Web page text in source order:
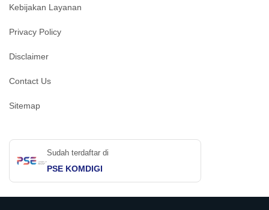
Kebijakan Layanan
Privacy Policy
Disclaimer
Contact Us
Sitemap
Sudah terdaftar di
PSE KOMDIGI